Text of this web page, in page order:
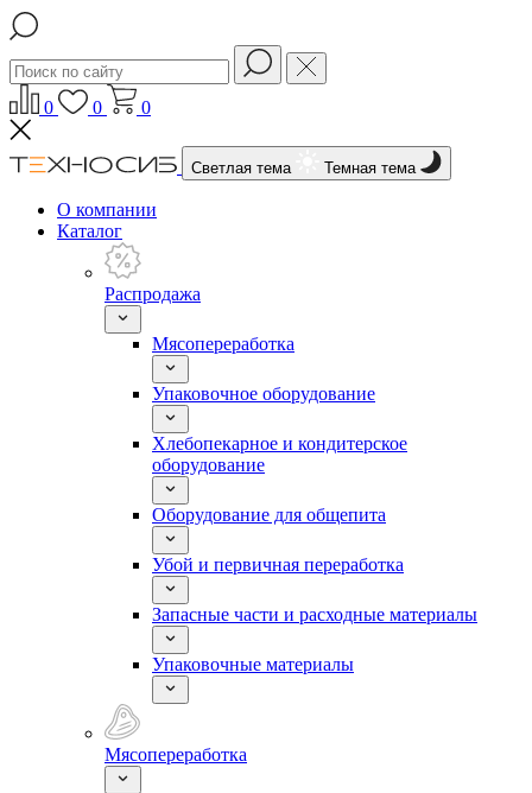
0 0 0
Светлая тема Темная тема
О компании
Каталог
Распродажа
Мясопереработка
Упаковочное оборудование
Хлебопекарное и кондитерское
оборудование
Оборудование для общепита
Убой и первичная переработка
Запасные части и расходные материалы
Упаковочные материалы
Мясопереработка